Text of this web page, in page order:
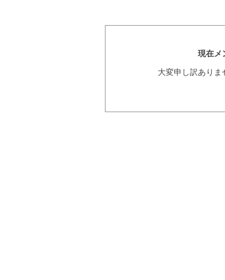
現在メ
大変申し訳あり